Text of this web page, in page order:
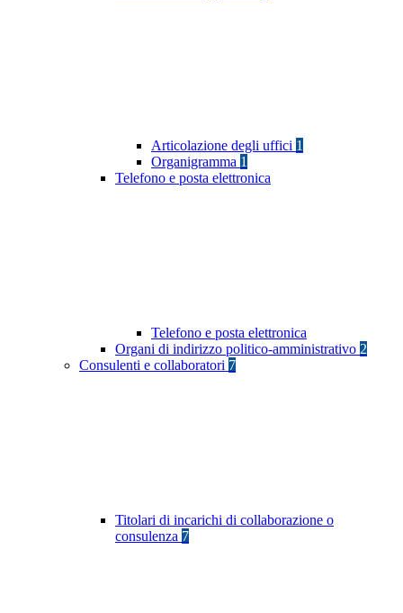
Articolazione degli uffici 1
Organigramma 1
Telefono e posta elettronica
Telefono e posta elettronica
Organi di indirizzo politico-amministrativo 2
Consulenti e collaboratori 7
Titolari di incarichi di collaborazione o
consulenza 7